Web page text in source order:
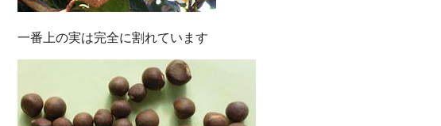
一番上の実は完全に割れています